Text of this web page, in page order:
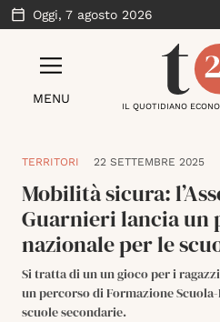
Oggi, 7 agosto 2026
MENU
IL QUOTIDIANO
TERRITORI 22 SETTEMBRE 2025
Mobilità sicura:
Guarnieri lancia un
nazionale per le
Si tratta di un un gioco per i
un percorso di Formazione
scuole secondarie.